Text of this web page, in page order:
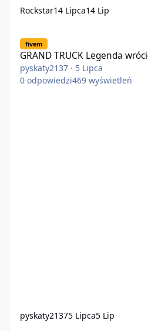
Rockstar14 Lipca14 Lip
fivem
GRAND TRUCK Legenda
pyskaty2137 · 5 Lipca
0 odpowiedzi469 wyświetleń
pyskaty21375 Lipca5 Lip